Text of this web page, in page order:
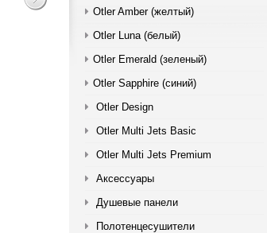
Otler Amber (желтый)
Otler Luna (белый)
Otler Emerald (зеленый)
Otler Sapphire (синий)
Otler Design
Otler Multi Jets Basic
Otler Multi Jets Premium
Аксессуары
Душевые панели
Полотенцесушители